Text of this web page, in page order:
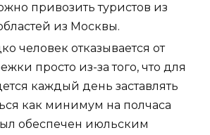
привозить туристов из
из Москвы.
человек отказывается от
просто из-за того, что для
каждый день заставлять
как минимум на полчаса
обеспечен июльским